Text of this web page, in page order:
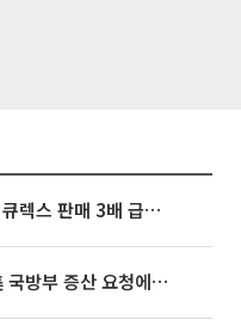
대신證 “알테오젠, 키트루다 큐렉스 판매 3배 급증…목표가 41만원 상향”
[특징주] “탄약 부족하다“ 美 국방부 증산 요청에⋯국내 방산주 급등세